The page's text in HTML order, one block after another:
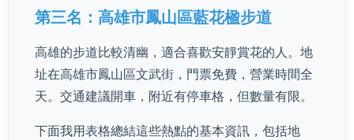
第三名：高雄市鳳山區藍花楹步道
高雄的步道比較清幽，適合喜歡安靜賞花的人。地
址在高雄市鳳山區文武街，門票免費，營業時間全
天。交通建議開車，附近有停車格，但數量有限。
下面我用表格總結這些熱點的基本資訊，包括地